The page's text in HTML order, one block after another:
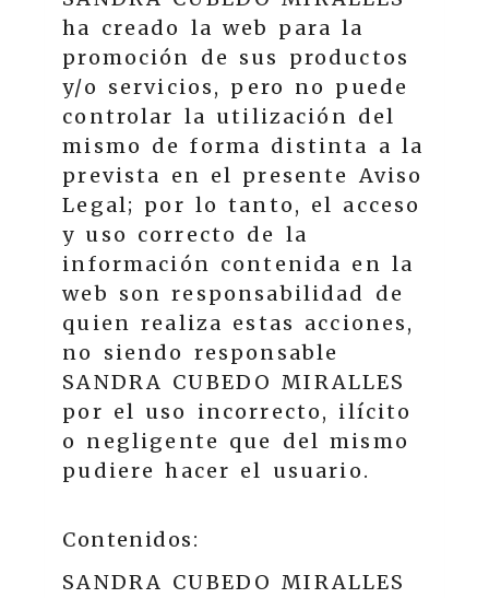
ha creado la web para la
promoción de sus productos
y/o servicios, pero no puede
controlar la utilización del
mismo de forma distinta a la
prevista en el presente Aviso
Legal; por lo tanto, el acceso
y uso correcto de la
información contenida en la
web son responsabilidad de
quien realiza estas acciones,
no siendo responsable
SANDRA CUBEDO MIRALLES
por el uso incorrecto, ilícito
o negligente que del mismo
pudiere hacer el usuario.
Contenidos:
SANDRA CUBEDO MIRALLES